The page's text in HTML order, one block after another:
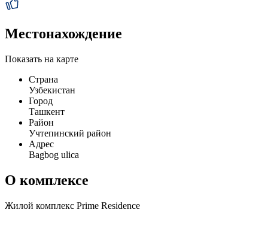
Местонахождение
Показать на карте
Страна
Узбекистан
Город
Ташкент
Район
Учтепинский район
Адрес
Bagbog ulica
О комплексе
Жилой комплекс Prime Residence